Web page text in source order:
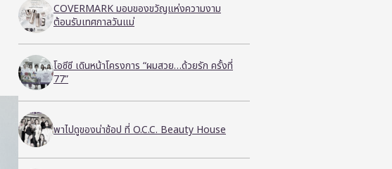
COVERMARK มอบของขวัญแห่งความงาม
ต้อนรับเทศกาลวันแม่
โอซีซี เดินหน้าโครงการ “ผมสวย…ด้วยรัก ครั้งที่
77”
พาไปดูของน่าช้อป ที่ O.C.C. Beauty House